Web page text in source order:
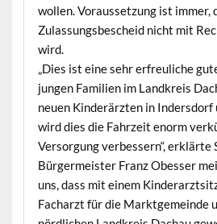
wollen. Voraus­set­zung ist immer,
Zulas­sungs­bescheid nicht mit
wird.
„Dies ist eine sehr erfreuliche
jun­gen Fam­i­lien im Land­kreis
neuen Kinderärzten in Inder­s­dorf
wird dies die Fahrzeit enorm
Ver­sorgung verbessern“, erk­lärte
Bürg­er­meis­ter Franz Obess­er
uns, dass mit einem
Facharzt für die Mark­t­ge­meinde